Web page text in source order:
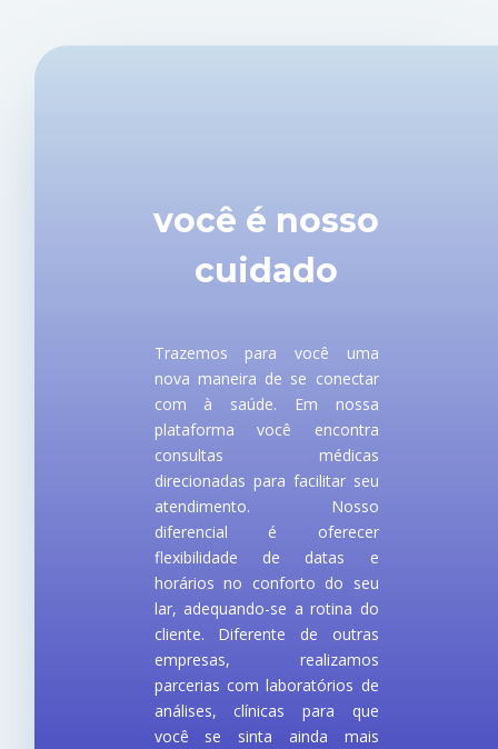
você é nosso
cuidado
Trazemos para você uma
nova maneira de se conectar
com à saúde. Em nossa
plataforma você encontra
consultas médicas
direcionadas para facilitar seu
atendimento. Nosso
diferencial é oferecer
flexibilidade de datas e
horários no conforto do seu
lar, adequando-se a rotina do
cliente. Diferente de outras
empresas, realizamos
parcerias com laboratórios de
análises, clínicas para que
você se sinta ainda mais